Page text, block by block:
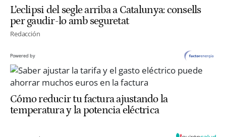
L’eclipsi del segle arriba a Catalunya: consells
per gaudir-lo amb seguretat
Redacción
Powered by
Cómo reducir tu factura ajustando la
temperatura y la potencia eléctrica